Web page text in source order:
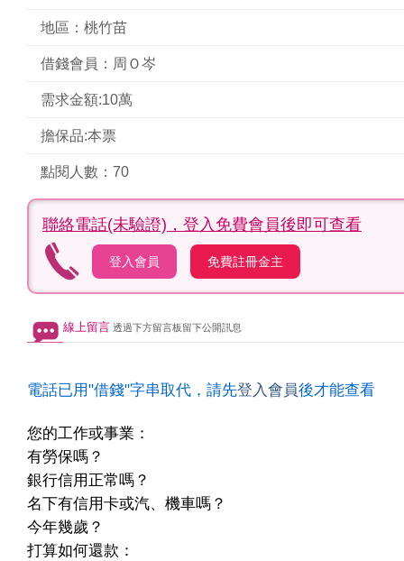
地區：桃竹苗
借錢會員：周Ｏ岑
需求金額:10萬
擔保品:本票
點閱人數：70
聯絡電話(未驗證)， 登入免費會員後即可查看
登入會員 免費註冊金主
線上留言 透過下方留言板留下公開訊息
電話已用"借錢"字串取代，請先登入會員後才能查看
您的工作或事業：
有勞保嗎？
銀行信用正常嗎？
名下有信用卡或汽、機車嗎？
今年幾歲？
打算如何還款：